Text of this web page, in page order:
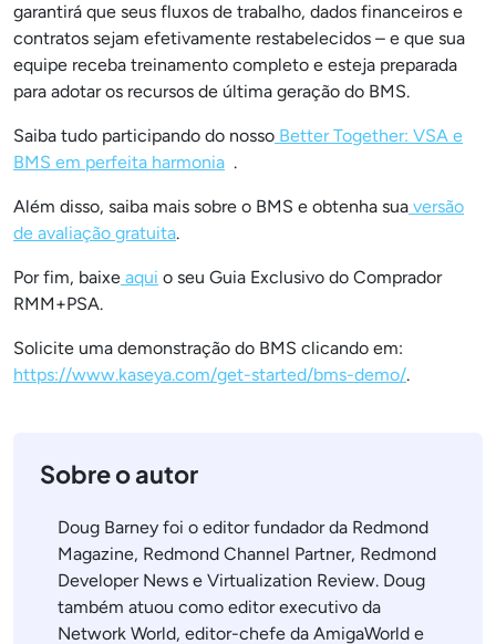
garantirá que seus fluxos de trabalho, dados financeiros e
contratos sejam efetivamente restabelecidos – e que sua
equipe receba treinamento completo e esteja preparada
para adotar os recursos de última geração do BMS.
Saiba tudo participando do nosso Better Together: VSA e
BMS em perfeita harmonia .
Além disso, saiba mais sobre o BMS e obtenha sua versão
de avaliação gratuita.
Por fim, baixe aqui o seu Guia Exclusivo do Comprador
RMM+PSA.
Solicite uma demonstração do BMS clicando em:
https://www.kaseya.com/get-started/bms-demo/.
Sobre o autor
Doug Barney foi o editor fundador da Redmond
Magazine, Redmond Channel Partner, Redmond
Developer News e Virtualization Review. Doug
também atuou como editor executivo da
Network World, editor-chefe da AmigaWorld e